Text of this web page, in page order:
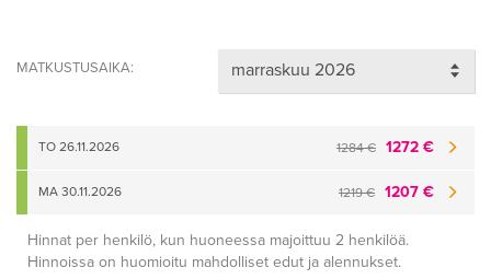
MATKUSTUSAIKA:
1284 € 1272 €
TO 26.11.2026
1219 € 1207 €
MA 30.11.2026
Hinnat per henkilö, kun huoneessa majoittuu 2 henkilöä.
Hinnoissa on huomioitu mahdolliset edut ja alennukset.